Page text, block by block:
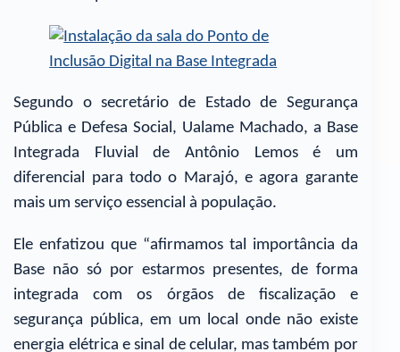
Segundo o secretário de Estado de Segurança
Pública e Defesa Social, Ualame Machado, a Base
Integrada Fluvial de Antônio Lemos é um
diferencial para todo o Marajó, e agora garante
mais um serviço essencial à população.
Ele enfatizou que “afirmamos tal importância da
Base não só por estarmos presentes, de forma
integrada com os órgãos de fiscalização e
segurança pública, em um local onde não existe
energia elétrica e sinal de celular, mas também por